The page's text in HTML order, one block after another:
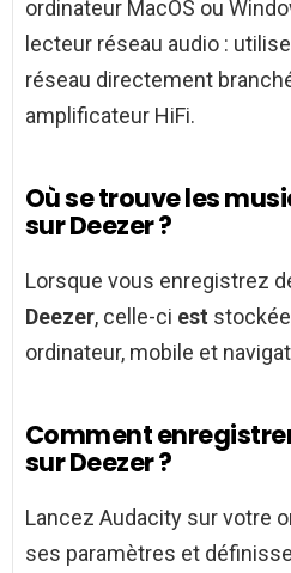
ordinateur MacOS ou
lecteur réseau audio :
réseau directement
amplificateur HiFi.
Où se trouve les
sur Deezer ?
Lorsque vous enregistrez
Deezer, celle-ci est
ordinateur, mobile et
Comment
sur Deezer ?
Lancez Audacity sur votre
ses paramètres et